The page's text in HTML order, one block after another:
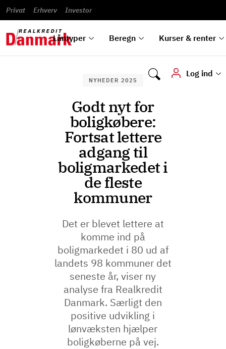
Privat Erhverv Investor
Låntyper Beregn Kurser & renter
Log ind
til bolig
Alle
låntyper
omlægning
Se alle
beregnere
Renteprognose
Bestil
kursovervågning
rentetilpasning
vilkår
Blanketter
Samarbejdspartnere
guides
hvad
vi kan
tilbyde
NYHEDER 2025
Godt nyt for
boligkøbere:
Fortsat lettere
adgang til
boligmarkedet i
de fleste
kommuner
Det er blevet lettere at
komme ind på
boligmarkedet i 80 ud af
landets 98 kommuner det
seneste år, viser ny
analyse fra Realkredit
Danmark. Særligt den
positive udvikling i
lønvæksten hjælper
boligkøberne på vej.